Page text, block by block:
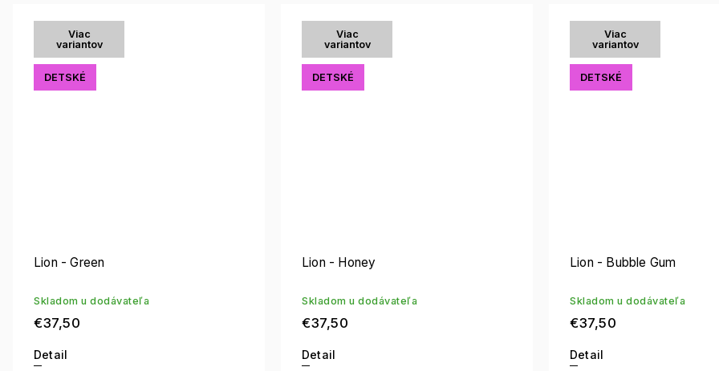
Viac
variantov
DETSKÉ
Lion - Green
Skladom u dodávateľa
€37,50
Detail
Viac
variantov
DETSKÉ
Lion - Honey
Skladom u dodávateľa
€37,50
Detail
Viac
variantov
DETSKÉ
Lion - Bubble Gum
Skladom u dodávateľa
€37,50
Detail